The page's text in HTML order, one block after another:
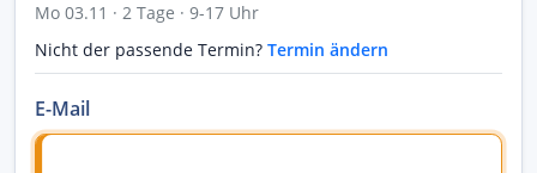
Mo 03.11 · 2 Tage · 9-17 Uhr
Nicht der passende Termin? Termin ändern
E-Mail